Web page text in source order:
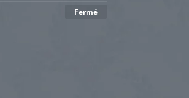
Fermé